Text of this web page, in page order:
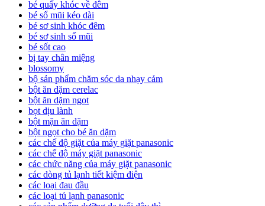
bé quấy khóc về đêm
bé sổ mũi kéo dài
bé sơ sinh khóc đêm
bé sơ sinh sổ mũi
bé sốt cao
bị tay chân miệng
blossomy
bộ sản phẩm chăm sóc da nhạy cảm
bột ăn dặm cerelac
bột ăn dặm ngọt
bọt dịu lành
bột mặn ăn dặm
bột ngọt cho bé ăn dặm
các chế độ giặt của máy giặt panasonic
các chế độ máy giặt panasonic
các chức năng của máy giặt panasonic
các dòng tủ lạnh tiết kiệm điện
các loại đau đầu
các loại tủ lạnh panasonic